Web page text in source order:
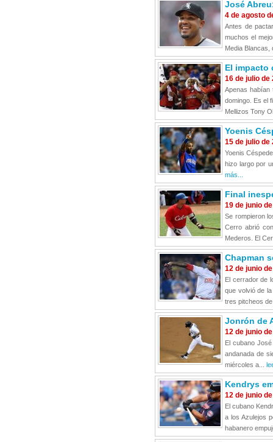
José
4 de agosto
Antes de
muchos el
Media
El impacto
16 de julio de
Apenas habían
domingo. Es el
Mellizos Tony
Yoenis
15 de julio de
Yoenis
hizo largo por
más...
Final
19 de junio
Se rompieron
Cerro abrió
Mederos. El
Chapman
12 de junio
El cerrador de
que volvió de
tres pitcheos
Jonrón de
12 de junio
El cubano
andanada de
miércoles a...
Kendrys
12 de junio
El cubano
a los Azulejos
habanero